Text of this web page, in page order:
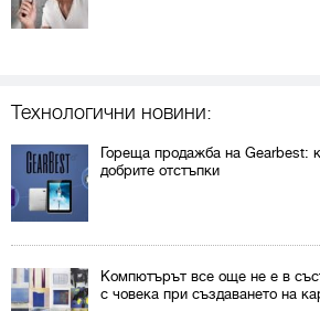
Технологични новини:
Гореща продажба на Gearbest:
добрите отстъпки
Компютърът все още не е в
с човека при създаването на